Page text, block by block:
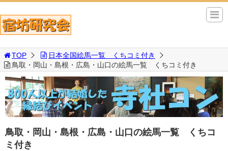
TOP
日本全国絵馬一覧 くちコミ付き
鳥取・岡山・島根・広島・山口の絵馬一覧 くちコミ付き
鳥取・岡山・島根・広島・山口の絵馬一覧 くちコ
ミ付き